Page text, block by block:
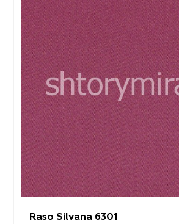
Raso Silvana 6301